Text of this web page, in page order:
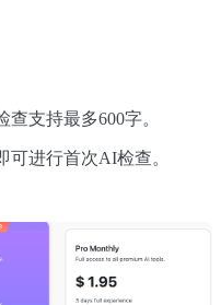
支持最多600字。
可进行首次AI检查。